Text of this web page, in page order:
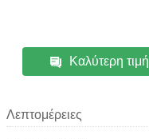
Καλύτερη τιμή
Λεπτομέρειες